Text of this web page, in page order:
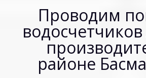
Проводим
районе